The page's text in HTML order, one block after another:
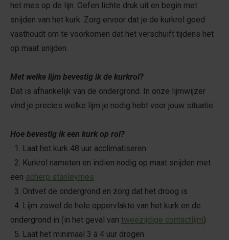
het mes op de lijn. Oefen lichte druk uit en begin met
snijden van het kurk. Zorg ervoor dat je de kurkrol goed
vasthoudt om te voorkomen dat het verschuift tijdens het
op maat snijden.
Met welke lijm bevestig ik de kurkrol?
Dat is afhankelijk van de ondergrond. In onze lijmwijzer
vind je precies welke lijm je nodig hebt voor jouw situatie.
Hoe bevestig ik een kurk op rol?
1. Laat het kurk 48 uur acclimatiseren
2. Kurkrol nameten en indien nodig op maat snijden met
een scherp stanleymes
3. Ontvet de ondergrond en zorg dat het droog is
4. Lijm zowel de hele oppervlakte van het kurk en de
ondergrond in (in het geval van tweezijdige contactlijm)
5. Laat het minimaal 3 á 4 uur drogen